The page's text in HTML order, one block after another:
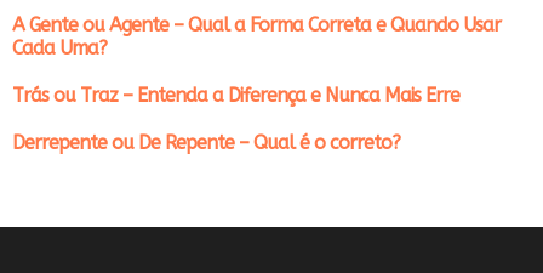
A Gente ou Agente – Qual a Forma Correta e Quando Usar
Cada Uma?
Trás ou Traz – Entenda a Diferença e Nunca Mais Erre
Derrepente ou De Repente – Qual é o correto?